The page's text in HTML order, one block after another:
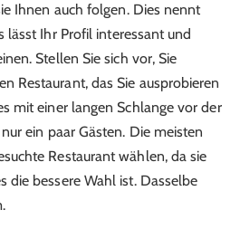
Ihnen auch folgen. Dies nennt
lässt Ihr Profil interessant und
Stellen Sie sich vor, Sie
Restaurant, das Sie ausprobieren
mit einer langen Schlange vor der
ein paar Gästen. Die meisten
Restaurant wählen, da sie
die bessere Wahl ist. Dasselbe